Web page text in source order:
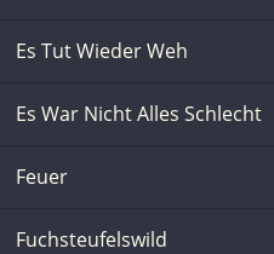
Es Tut Wieder Weh
Es War Nicht Alles Schlecht
Feuer
Fuchsteufelswild